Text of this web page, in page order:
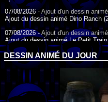
07/08/2026 - Ajout d'un dessin animé
Ajout du dessin animé Dino Ranch
07/08/2026 -Ajout d'un dessin animé
Ajout du dessin animé Le Petit
07/08/2026 - Ajout d'un dessin animé
Ajout du dessin animé Agent
17/07/2026 -
Ajout du dessin animé Peter Pan
17/07/2026 - Ajout d'un dessin animé
DESSIN ANIMÉ DU JOUR